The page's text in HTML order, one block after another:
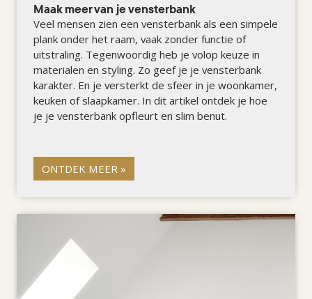
Maak meer van je vensterbank
Veel mensen zien een vensterbank als een simpele
plank onder het raam, vaak zonder functie of
uitstraling. Tegenwoordig heb je volop keuze in
materialen en styling. Zo geef je je vensterbank
karakter. En je versterkt de sfeer in je woonkamer,
keuken of slaapkamer. In dit artikel ontdek je hoe
je je vensterbank opfleurt en slim benut.
ONTDEK MEER »